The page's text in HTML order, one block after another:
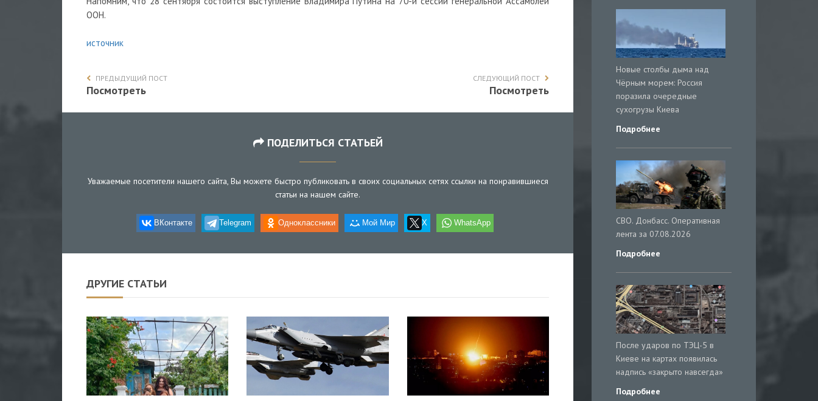
ООН.
источник
ПРЕДЫДУЩИЙ ПОСТ
Посмотреть
СЛЕДУЮЩИЙ ПОСТ
Посмотреть
ПОДЕЛИТЬСЯ СТАТЬЕЙ
Уважаемые посетители нашего сайта, Вы можете быстро публиковать в своих социальных сетях ссылки на понравившиеся
статьи на нашем сайте.
ВКонтакте Telegram Одноклассники Мой Мир X WhatsApp
ДРУГИЕ СТАТЬИ
Новые столбы дыма над
Чёрным морем: Россия
поразила очередные
сухогрузы Киева
Подробнее
СВО. Донбасс. Оперативная
лента за 07.08.2026
Подробнее
После ударов по ТЭЦ-5 в
Киеве на картах появилась
надпись «закрыто навсегда»
Подробнее